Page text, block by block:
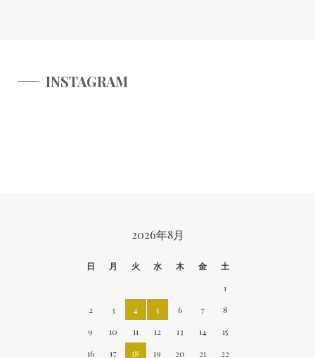
INSTAGRAM
2026年8月
日 月 火 水 木 金
土
1
2
3 4 5 6 7
8
9
10 11 12 13 14
15
16
17 18 19 20 21
22